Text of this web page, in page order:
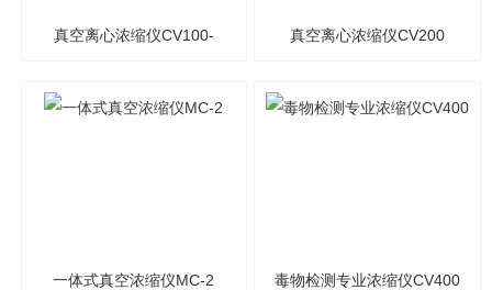
真空离心浓缩仪CV100- 真空离心浓缩仪CV200
一体式真空浓缩仪MC-2 毒物检测专业浓缩仪CV400